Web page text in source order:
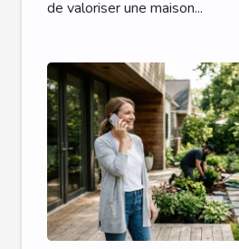
de valoriser une maison...